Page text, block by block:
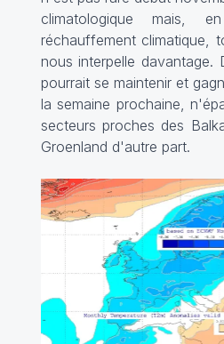
climatologique mais,
réchauffement climatique,
nous interpelle
pourrait se maintenir et
la semaine prochaine,
secteurs proches des
Groenland d'autre part.